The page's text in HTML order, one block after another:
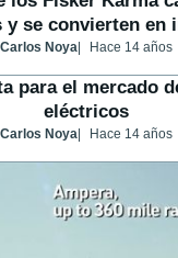
se convierten en
Carlos Noya Hace 14 años
para el mercado
eléctricos
Carlos Noya Hace 14 años